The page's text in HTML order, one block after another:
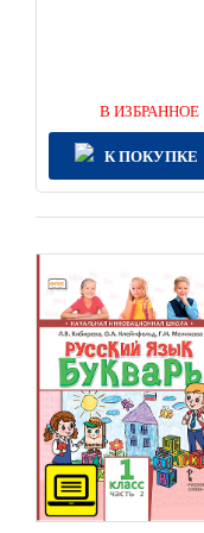
В ИЗБРАННОЕ
К ПОКУПКЕ